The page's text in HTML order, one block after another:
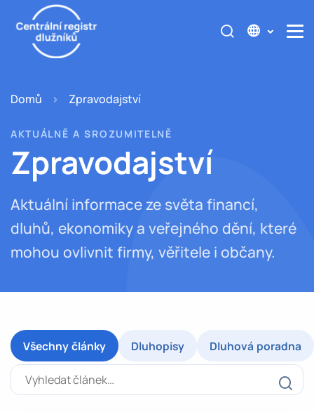
Domů Zpravodajství
AKTUÁLNĚ A SROZUMITELNĚ
Zpravodajství
Aktuální informace ze světa financí,
dluhů, ekonomiky a veřejného dění, které
mohou ovlivnit firmy, věřitele i občany.
Všechny články Dluhopisy
Dluhová poradna
Vyhledat článek